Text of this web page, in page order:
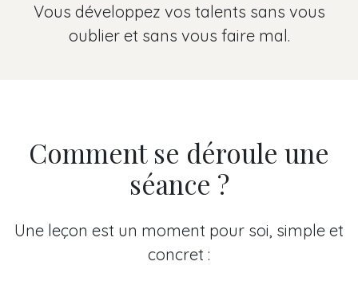
Vous développez vos talents sans vous
oublier et sans vous faire mal.
Comment se déroule une
séance ?
Une leçon est un moment pour soi, simple et
concret :